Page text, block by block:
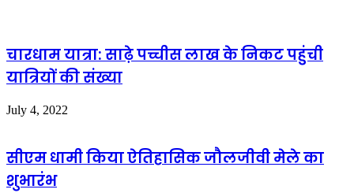
चारधाम यात्रा: साढ़े पच्चीस लाख के निकट पहुंची
यात्रियों की संख्या
July 4, 2022
सीएम धामी किया ऐतिहासिक जौलजीवी मेले का
शुभारंभ